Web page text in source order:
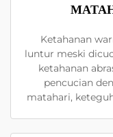
Ketahanan
luntur meski
ketahanan
pencucian
matahari,